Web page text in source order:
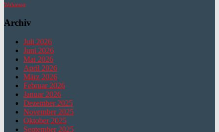
Wohnung
Archiv
Juli 2026
Juni 2026
Mai 2026
April 2026
März 2026
Februar 2026
Januar 2026
Dezember 2025
November 2025
Oktober 2025
September 2025